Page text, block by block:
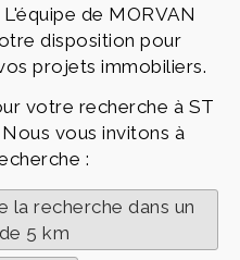
de MORVAN
disposition pour
projets immobiliers.
votre recherche à ST
Nous vous invitons à
:
la recherche dans un
5 km